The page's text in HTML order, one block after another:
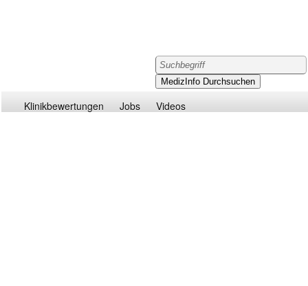
Klinikbewertungen Jobs Videos